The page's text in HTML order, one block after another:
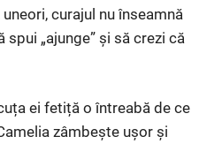
curajul nu înseamnă
spui „ajunge” și să crezi că
ei fetiță o întreabă de ce
zâmbește ușor și